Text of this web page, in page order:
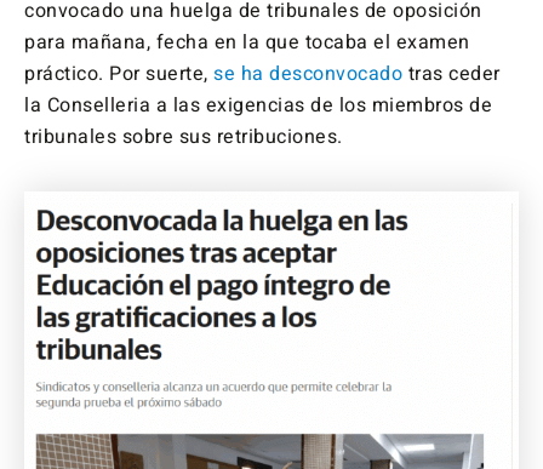
convocado una huelga de tribunales de oposición
para mañana, fecha en la que tocaba el examen
práctico. Por suerte, se ha desconvocado tras ceder
la Conselleria a las exigencias de los miembros de
tribunales sobre sus retribuciones.